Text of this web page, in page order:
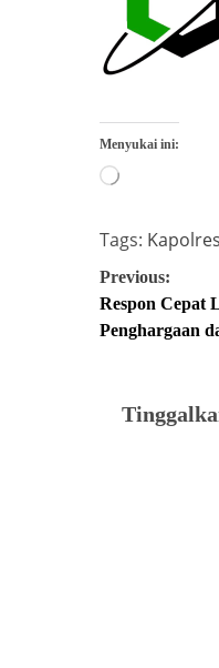
Menyukai ini:
Tags:
Previous:
Respon Cepat
Penghargaan